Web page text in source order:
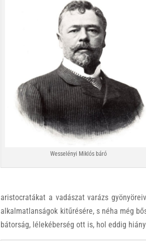
Wesselényi Miklós báró
aristocratákat a vadászat varázs
alkalmatlanságok kitűrésére, s néha még
bátorság, lélekéberség ott is, hol eddig